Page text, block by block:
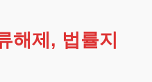
해제, 법률지